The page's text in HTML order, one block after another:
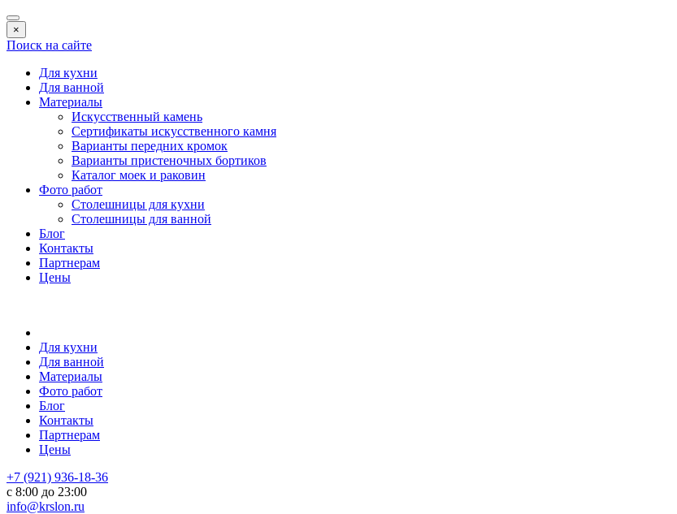
×
Поиск на сайте
Для кухни
Для ванной
Материалы
Искусственный камень
Сертификаты искусственного камня
Варианты передних кромок
Варианты пристеночных бортиков
Каталог моек и раковин
Фото работ
Столешницы для кухни
Столешницы для ванной
Блог
Контакты
Партнерам
Цены
Для кухни
Для ванной
Материалы
Фото работ
Блог
Контакты
Партнерам
Цены
+7 (921) 936-18-36
с 8:00 до 23:00
info@krslon.ru